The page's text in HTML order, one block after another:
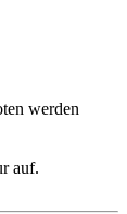
werden
auf.